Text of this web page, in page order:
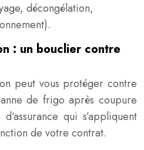
décongélation,
: un bouclier contre
peut vous protéger contre
de frigo après coupure
qui s’appliquent
de votre contrat.